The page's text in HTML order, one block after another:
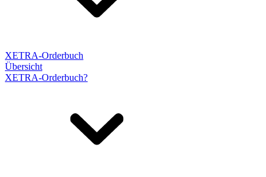
XETRA-Orderbuch
Übersicht
XETRA-Orderbuch?